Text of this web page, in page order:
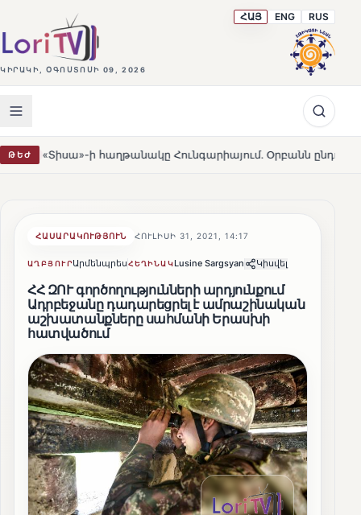
ԿԻՐԱԿԻ, ՕԳՈՍՏՈՍԻ 09, 2026
ՀԱՅ ENG RUS
ԹԵԺ
ի հաղթանակը Հունգարիայում․ Օրբանն ընդունեց
ՀԱՍԱՐԱԿՈՒԹՅՈՒՆ ՀՈՒԼԻՍԻ 31, 2021, 14:17
ԱՂԲՅՈՒՐԱրմենպրեսՀԵՂԻՆԱԿLusine Sargsyan Կիսվել
ՀՀ ԶՈՒ գործողությունների արդյունքում
Ադրբեջանը դադարեցրել է ամրաշինական
աշխատանքները սահմանի Երասխի
հատվածում